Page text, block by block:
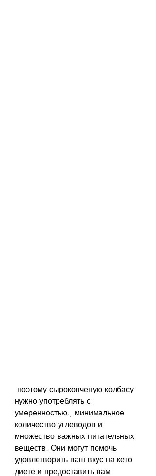
нужно употреблять с
умеренностью., минимальное
количество углеводов и
множество важных питательных
веществ. Они могут помочь
удовлетворить ваш вкус на кето
диете и предоставить вам